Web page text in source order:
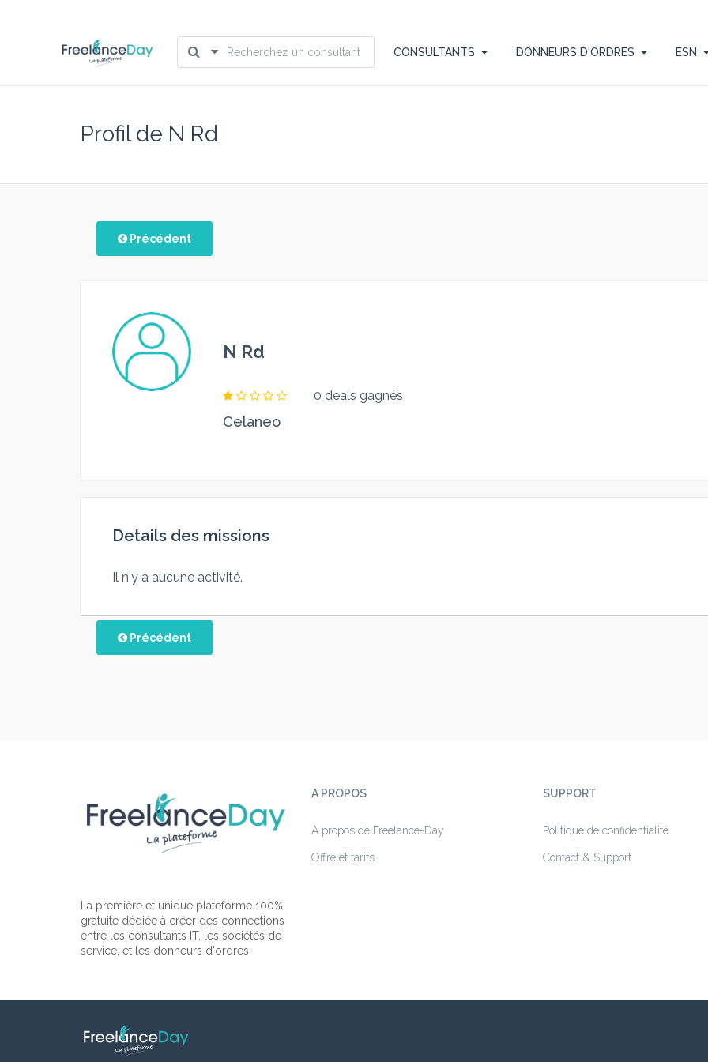
CONSULTANTS DONNEURS D'ORDRES ESN
Profil de N Rd
Précédent
N Rd
0 deals gagnés
Celaneo
Details des missions
Il n'y a aucune activité.
Précédent
La première et unique plateforme 100%
gratuite dédiée à créer des connections
entre les consultants IT, les sociétés de
service, et les donneurs d'ordres.
A PROPOS
A propos de Freelance-Day
Offre et tarifs
SUPPORT
Politique de confidentialité
Contact & Support